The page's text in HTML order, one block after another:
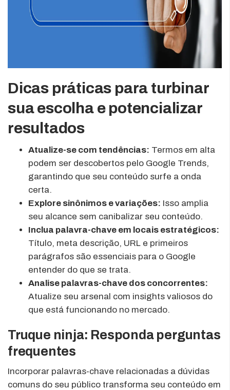
Dicas práticas para turbinar
sua escolha e potencializar
resultados
Atualize-se com tendências: Termos em alta
podem ser descobertos pelo Google Trends,
garantindo que seu conteúdo surfe a onda
certa.
Explore sinônimos e variações: Isso amplia
seu alcance sem canibalizar seu conteúdo.
Inclua palavra-chave em locais estratégicos:
Título, meta descrição, URL e primeiros
parágrafos são essenciais para o Google
entender do que se trata.
Analise palavras-chave dos concorrentes:
Atualize seu arsenal com insights valiosos do
que está funcionando no mercado.
Truque ninja: Responda perguntas
frequentes
Incorporar palavras-chave relacionadas a dúvidas
comuns do seu público transforma seu conteúdo em